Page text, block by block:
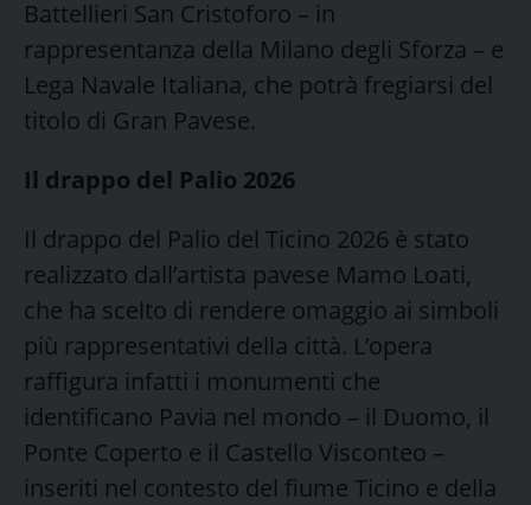
Battellieri San Cristoforo – in
rappresentanza della Milano degli Sforza – e
Lega Navale Italiana, che potrà fregiarsi del
titolo di Gran Pavese.
Il drappo del Palio 2026
Il drappo del Palio del Ticino 2026 è stato
realizzato dall’artista pavese Mamo Loati,
che ha scelto di rendere omaggio ai simboli
più rappresentativi della città. L’opera
raffigura infatti i monumenti che
identificano Pavia nel mondo – il Duomo, il
Ponte Coperto e il Castello Visconteo –
inseriti nel contesto del fiume Ticino e della